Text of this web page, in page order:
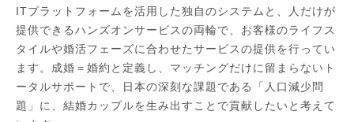
ITプラットフォームを活用した独自のシステムと、人だけが
提供できるハンズオンサービスの両輪で、お客様のライフス
タイルや婚活フェーズに合わせたサービスの提供を行ってい
ます。成婚＝婚約と定義し、マッチングだけに留まらないト
ータルサポートで、日本の深刻な課題である「人口減少問
題」に、結婚カップルを生み出すことで貢献したいと考えて